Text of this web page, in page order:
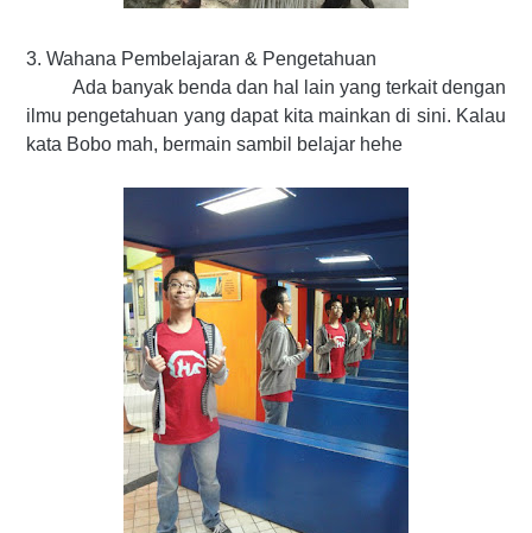
3. Wahana Pembelajaran & Pengetahuan
Ada banyak benda dan hal lain yang terkait dengan
ilmu pengetahuan yang dapat kita mainkan di sini. Kalau
kata Bobo mah, bermain sambil belajar hehe